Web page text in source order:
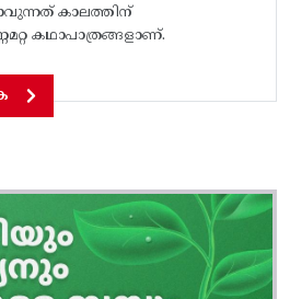
കാലത്തിന്
കഥാപാത്രങ്ങളാണ്.